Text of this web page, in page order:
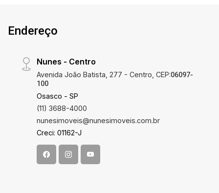
Endereço
Nunes - Centro
Avenida João Batista, 277 - Centro, CEP:06097-
100
Osasco - SP
(11) 3688-4000
nunesimoveis@nunesimoveis.com.br
Creci: 01162-J